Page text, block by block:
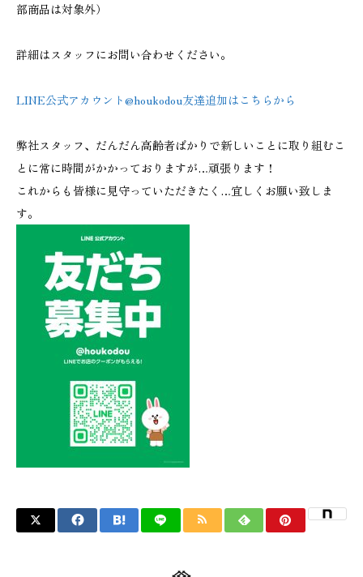
部商品は対象外）
詳細はスタッフにお問い合わせください。
LINE公式アカウント@houkodou友達追加はこちらから
弊社スタッフ、だんだん高齢者ばかりで新しいことに取り組むこ
とに常に時間がかかっておりますが…頑張ります！
これからも皆様に見守っていただきたく…宜しくお願い致しま
す。